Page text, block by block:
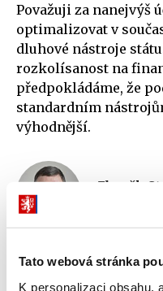
Tato webová stránka
K personalizaci obsahu,
Považuji za nanejvýš
optimalizovat v
dluhové nástroje
rozkolísanost na
předpokládáme, že
standardním
výhodnější.
Zbyněk
Po přijetí memoranda se